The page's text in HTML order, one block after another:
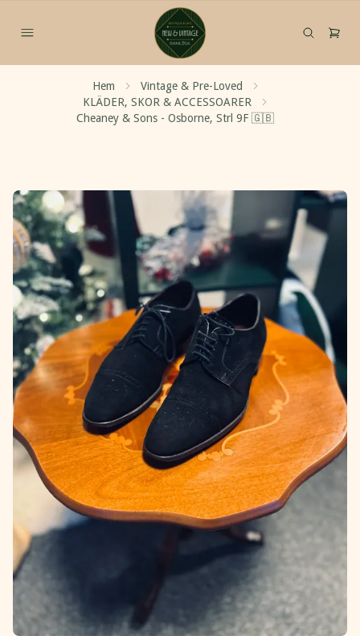
Hem
Vintage & Pre-Loved
KLÄDER, SKOR & ACCESSOARER
Cheaney & Sons - Osborne, Strl 9F 🇬🇧